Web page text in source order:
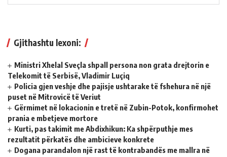
Gjithashtu lexoni:
Ministri Xhelal Sveçla shpall persona non grata drejtorin e
Telekomit të Serbisë, Vladimir Luçiq
Policia gjen veshje dhe pajisje ushtarake të fshehura në një
puset në Mitrovicë të Veriut
Gërmimet në lokacionin e tretë në Zubin-Potok, konfirmohet
prania e mbetjeve mortore
Kurti, pas takimit me Abdixhikun: Ka shpërputhje mes
rezultatit përkatës dhe ambicieve konkrete
Dogana parandalon një rast të kontrabandës me mallra në